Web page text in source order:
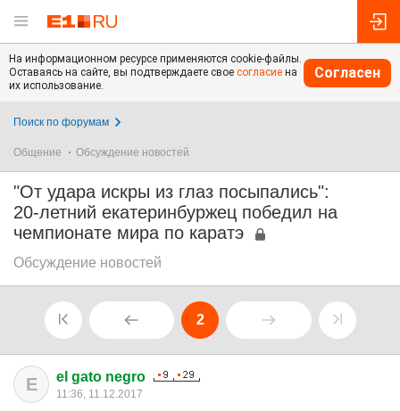
На информационном ресурсе применяются cookie-файлы.
Оставаясь на сайте, вы подтверждаете свое согласие на
их использование.
Согласен
Поиск по форумам
Общение Обсуждение новостей
"От удара искры из глаз посыпались":
20-летний екатеринбуржец победил на
чемпионате мира по каратэ
Обсуждение новостей
2
E el gato negro
11:36, 11.12.2017